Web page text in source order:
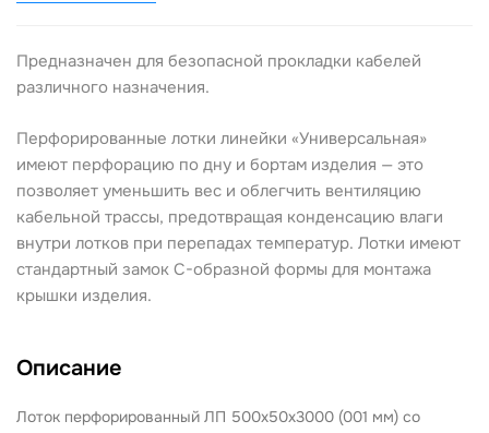
Предназначен для безопасной прокладки кабелей
различного назначения.
Перфорированные лотки линейки «Универсальная»
имеют перфорацию по дну и бортам изделия — это
позволяет уменьшить вес и облегчить вентиляцию
кабельной трассы, предотвращая конденсацию влаги
внутри лотков при перепадах температур. Лотки имеют
стандартный замок С-образной формы для монтажа
крышки изделия.
Описание
Лоток перфорированный ЛП 500х50х3000 (001 мм) со